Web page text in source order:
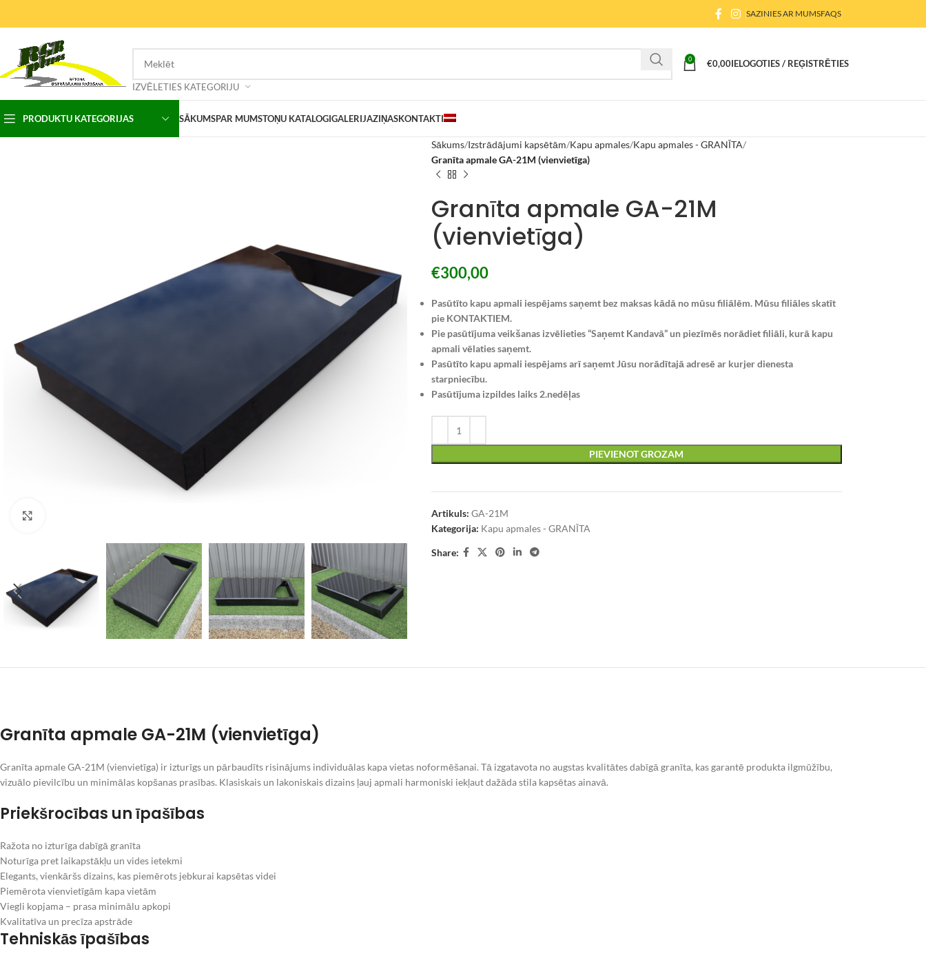
SAZINIES AR MUMSFAQS
IZVĒLETIES KATEGORIJU
0 €0,00IELOGOTIES / REĢISTRĒTIES
PRODUKTU KATEGORIJAS SĀKUMSPAR MUMSTOŅU KATALOGIGALERIJAZIŅASKONTAKTI
Sākums Izstrādājumi kapsētām Kapu apmales Kapu apmales - GRANĪTA
Granīta apmale GA-21M (vienvietīga)
Granīta apmale GA-21M
(vienvietīga)
€300,00
Pasūtīto kapu apmali iespējams saņemt bez maksas kādā no mūsu filiālēm. Mūsu filiāles skatīt
pie KONTAKTIEM.
Pie pasūtījuma veikšanas izvēlieties “Saņemt Kandavā” un piezīmēs norādiet filiāli, kurā kapu
apmali vēlaties saņemt.
Pasūtīto kapu apmali iespējams arī saņemt Jūsu norādītajā adresē ar kurjer dienesta
starpniecību.
Pasūtījuma izpildes laiks 2.nedēļas
PIEVIENOT GROZAM
Artikuls: GA-21M
Kategorija: Kapu apmales - GRANĪTA
Share:
Granīta apmale GA-21M (vienvietīga)
Granīta apmale GA-21M (vienvietīga) ir izturīgs un pārbaudīts risinājums individuālas kapa vietas noformēšanai. Tā izgatavota no augstas kvalitātes dabīgā granīta, kas garantē produkta ilgmūžību,
vizuālo pievilcību un minimālas kopšanas prasības. Klasiskais un lakoniskais dizains ļauj apmali harmoniski iekļaut dažāda stila kapsētas ainavā.
Priekšrocības un īpašības
Ražota no izturīga dabīgā granīta
Noturīga pret laikapstākļu un vides ietekmi
Elegants, vienkāršs dizains, kas piemērots jebkurai kapsētas videi
Piemērota vienvietīgām kapa vietām
Viegli kopjama – prasa minimālu apkopi
Kvalitatīva un precīza apstrāde
Tehniskās īpašības